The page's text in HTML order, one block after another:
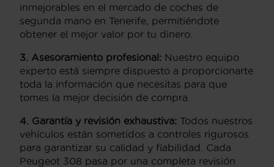
inmejorables en el mercado de coches de
segunda mano en Tenerife, permitiéndote
obtener el mejor valor por tu dinero.
3. Asesoramiento profesional: Nuestro equipo
experto está siempre dispuesto a proporcionarte
toda la información que necesitas para que
tomes la mejor decisión de compra.
4. Garantía y revisión exhaustiva: Todos nuestros
vehículos están sometidos a controles rigurosos
para garantizar su calidad y fiabilidad. Cada
Peugeot 308 pasa por una completa revisión